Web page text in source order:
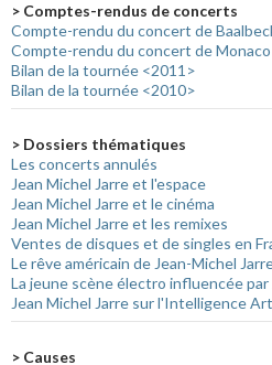
> Comptes-rendus de concerts
Compte-rendu du concert de
Compte-rendu du concert de Monaco
Bilan de la tournée <2011>
Bilan de la tournée <2010>
> Dossiers thématiques
Les concerts annulés
Jean Michel Jarre et l'espace
Jean Michel Jarre et le cinéma
Jean Michel Jarre et les remixes
Ventes de disques et de singles en
Le rêve américain de Jean-Michel
La jeune scène électro influencée par
Jean Michel Jarre sur l'Intelligence
> Causes